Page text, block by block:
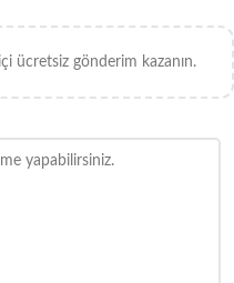
ücretsiz gönderim kazanın.